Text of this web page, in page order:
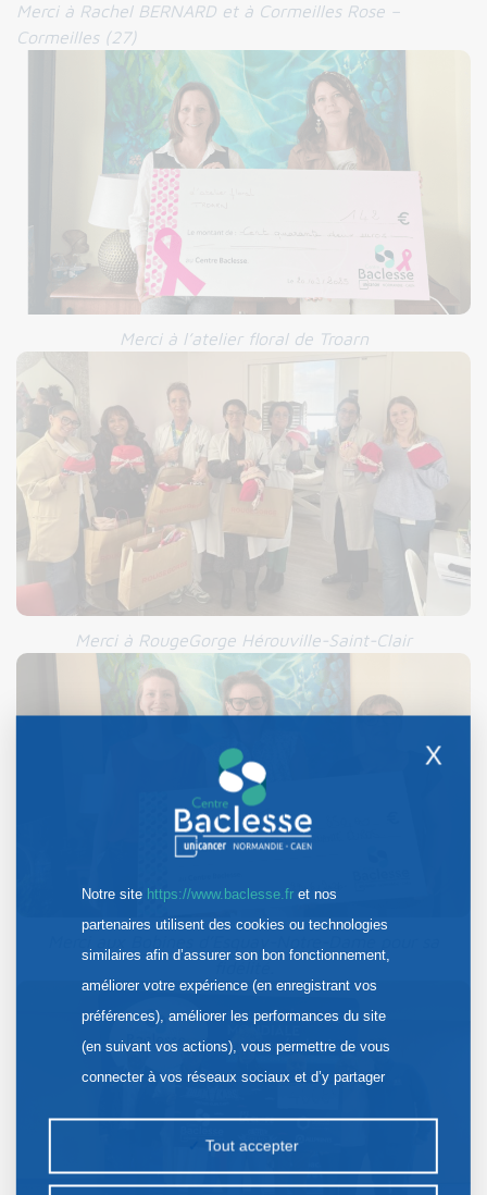
Merci à Rachel BERNARD et à Cormeilles Rose –
Cormeilles (27)
Merci à l’atelier floral de Troarn
Merci à RougeGorge Hérouville-Saint-Clair
X
Notre site https://www.baclesse.fret nos
partenaires utilisent des cookies ou technologies
similaires afin d’assurer son bon fonctionnement,
améliorer votre expérience (en enregistrant vos
préférences), améliorer les performances du site
(en suivant vos actions), vous permettre de vous
connecter à vos réseaux sociaux et d’y partager
la publicité personnalisée sur notre site ou ceux de
nos partenaires. Certains traceurs non classés
Tout accepter